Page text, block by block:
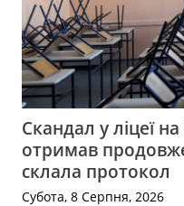
Скандал у ліцеї
отримав
склала протокол
Субота, 8 Серпня, 2026